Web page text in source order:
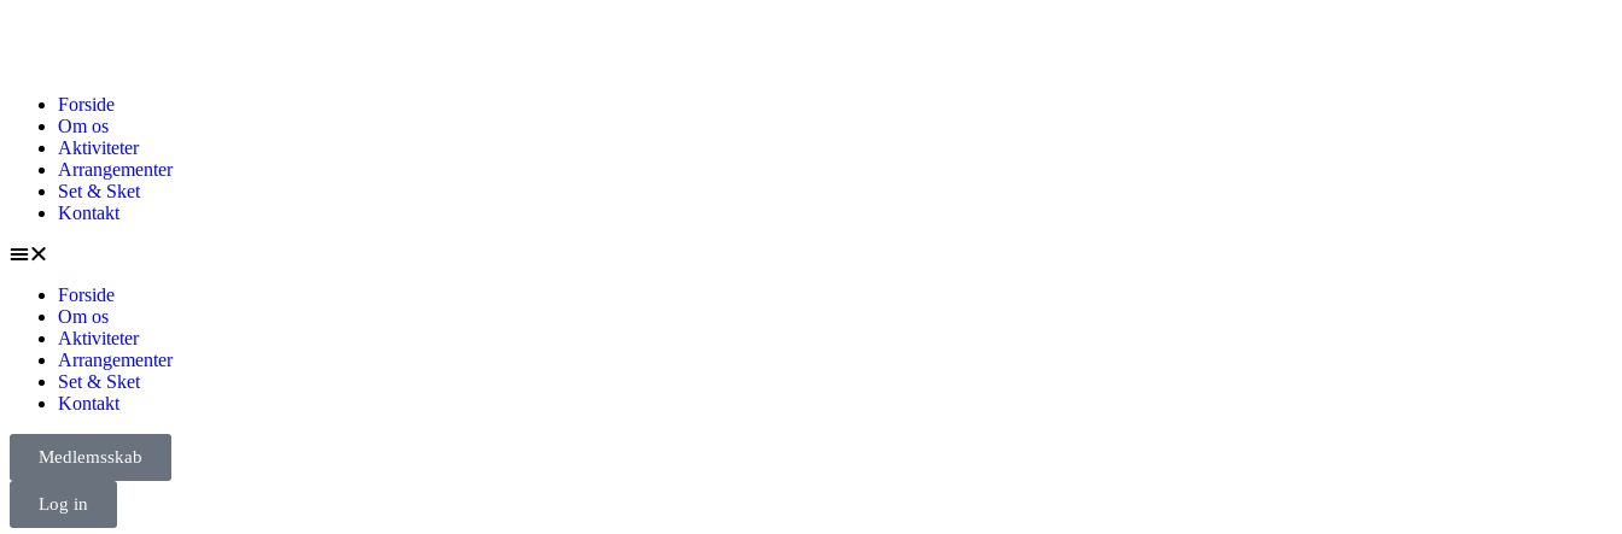
Forside
Om os
Aktiviteter
Arrangementer
Set & Sket
Kontakt
Forside
Om os
Aktiviteter
Arrangementer
Set & Sket
Kontakt
Medlemsskab
Log in